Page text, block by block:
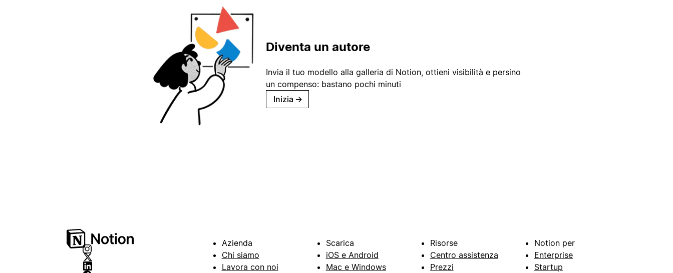
Diventa un autore
Invia il tuo modello alla galleria di Notion, ottieni visibilità e persino
un compenso: bastano pochi minuti
Inizia →
Azienda
Chi siamo
Lavora con noi
Scarica
iOS e Android
Mac e Windows
Risorse
Centro assistenza
Prezzi
Notion per
Enterprise
Startup